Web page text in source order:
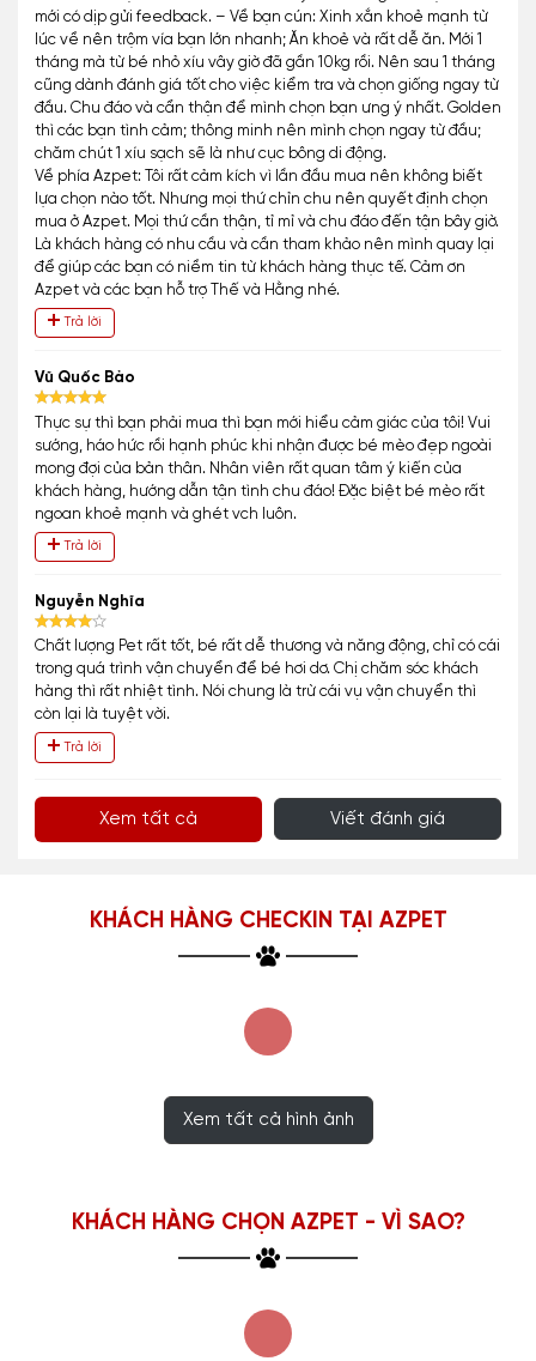
mới có dịp gửi feedback. – Về bạn cún: Xinh xắn khoẻ mạnh từ
lúc về nên trộm vía bạn lớn nhanh; Ăn khoẻ và rất dễ ăn. Mới 1
tháng mà từ bé nhỏ xíu vây giờ đã gần 10kg rồi. Nên sau 1 tháng
cũng dành đánh giá tốt cho việc kiểm tra và chọn giống ngay từ
đầu. Chu đáo và cẩn thận để mình chọn bạn ưng ý nhất. Golden
thì các bạn tình cảm; thông minh nên mình chọn ngay từ đầu;
chăm chút 1 xíu sạch sẽ là như cục bông di động.
Về phía Azpet: Tôi rất cảm kích vì lần đầu mua nên không biết
lựa chọn nào tốt. Nhưng mọi thứ chỉn chu nên quyết định chọn
mua ở Azpet. Mọi thứ cần thận, tỉ mỉ và chu đáo đến tận bây giờ.
Là khách hàng có nhu cầu và cần tham khảo nên mình quay lại
để giúp các bạn có niềm tin từ khách hàng thực tế. Cảm ơn
Azpet và các bạn hỗ trợ Thế và Hằng nhé.
Trả lời
Vũ Quốc Bảo
Thực sự thì bạn phải mua thì bạn mới hiểu cảm giác của tôi! Vui
sướng, háo hức rồi hạnh phúc khi nhận được bé mèo đẹp ngoài
mong đợi của bản thân. Nhân viên rất quan tâm ý kiến của
khách hàng, hướng dẫn tận tình chu đáo! Đặc biệt bé mèo rất
ngoan khoẻ mạnh và ghét vch luôn.
Trả lời
Nguyễn Nghĩa
Chất lượng Pet rất tốt, bé rất dễ thương và năng động, chỉ có cái
trong quá trình vận chuyển để bé hơi dơ. Chị chăm sóc khách
hàng thì rất nhiệt tình. Nói chung là trừ cái vụ vận chuyển thì
còn lại là tuyệt vời.
Trả lời
Xem tất cả Viết đánh giá
KHÁCH HÀNG CHECKIN TẠI AZPET
Xem tất cả hình ảnh
KHÁCH HÀNG CHỌN AZPET - VÌ SAO?